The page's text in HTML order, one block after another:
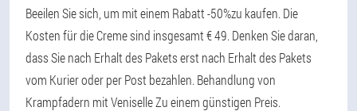
Beeilen Sie sich, um mit einem Rabatt -50%zu kaufen. Die
Kosten für die Creme sind insgesamt € 49. Denken Sie daran,
dass Sie nach Erhalt des Pakets erst nach Erhalt des Pakets
vom Kurier oder per Post bezahlen. Behandlung von
Krampfadern mit Veniselle Zu einem günstigen Preis.